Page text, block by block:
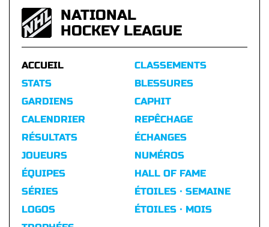
NATIONAL
HOCKEY LEAGUE
ACCUEIL
STATS
GARDIENS
CALENDRIER
RÉSULTATS
CLASSEMENTS
BLESSURES
CAPHIT
REPÊCHAGE
ÉCHANGES
JOUEURS
ÉQUIPES
SÉRIES
LOGOS
NUMÉROS
HALL OF FAME
ÉTOILES · SEMAINE
ÉTOILES · MOIS